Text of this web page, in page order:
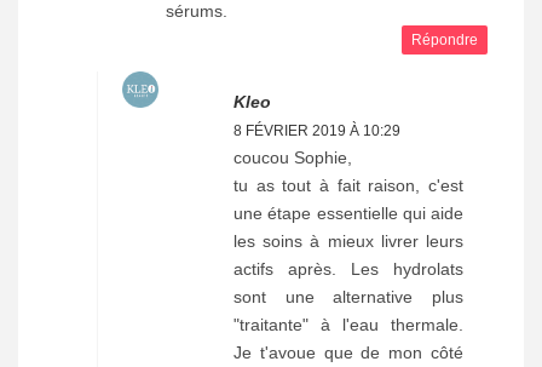
sérums.
Répondre
Kleo
8 FÉVRIER 2019 À 10:29
coucou Sophie,
tu as tout à fait raison, c'est
une étape essentielle qui aide
les soins à mieux livrer leurs
actifs après. Les hydrolats
sont une alternative plus
"traitante" à l'eau thermale.
Je t'avoue que de mon côté